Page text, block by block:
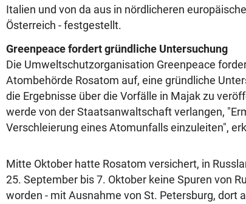
Italien und von da aus in nördlicheren
Österreich - festgestellt.
Greenpeace fordert gründliche Untersuchung
Die Umweltschutzorganisation Greenpeace
Atombehörde Rosatom auf, eine gründliche
die Ergebnisse über die Vorfälle in Majak zu
werde von der Staatsanwaltschaft verlangen,
Verschleierung eines Atomunfalls einzuleiten",
Mitte Oktober hatte Rosatom versichert, in
25. September bis 7. Oktober keine Spuren von
worden - mit Ausnahme von St. Petersburg, dort